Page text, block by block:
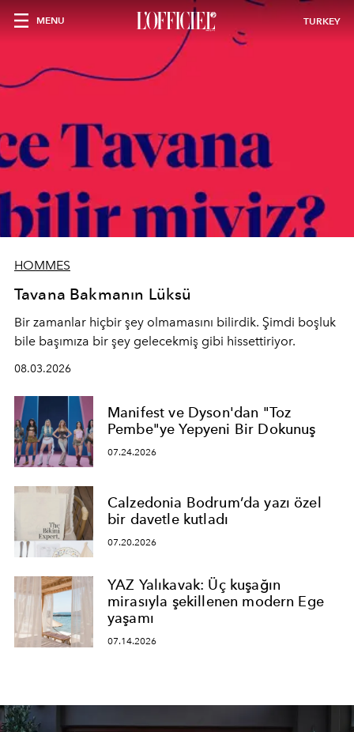
MENU TURKEY
HOMMES
Tavana Bakmanın Lüksü
Bir zamanlar hiçbir şey olmamasını bilirdik. Şimdi boşluk
bile başımıza bir şey gelecekmiş gibi hissettiriyor.
08.03.2026
Manifest ve Dyson'dan "Toz
Pembe"ye Yepyeni Bir Dokunuş
07.24.2026
Calzedonia Bodrum’da yazı özel
bir davetle kutladı
07.20.2026
YAZ Yalıkavak: Üç kuşağın
mirasıyla şekillenen modern Ege
yaşamı
07.14.2026